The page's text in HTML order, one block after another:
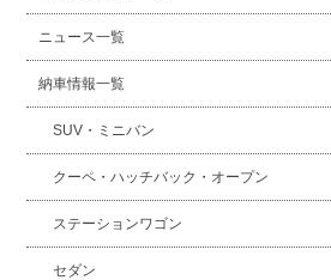
ニュース一覧
納車情報一覧
SUV・ミニバン
クーペ・ハッチバック・オープン
ステーションワゴン
セダン